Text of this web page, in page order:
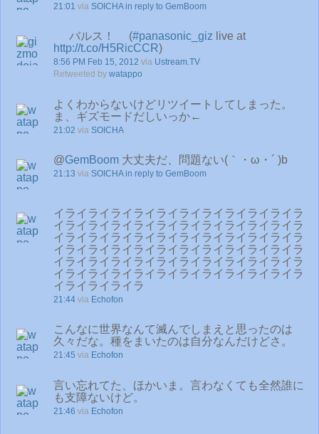
21:01 via SOICHA in reply to GemBoom
バルス！ (#panasonic_giz live at
http://t.co/H5RicCCR)
8:56 PM Feb 15, 2012 via Ustream.TV
Retweeted by watappo
よくわからないけどリツイートしてしまった。
ま、ギズモードだしいっか←
21:02 via SOICHA
@GemBoom 大丈夫だ、問題ない(｀・ω・´ )b
21:13 via SOICHA in reply to GemBoom
イライライライライライライライライライライラ
イライライライライライライライライライライラ
イライライライライライライライライライライラ
イライライライライライライライライライライラ
イライライライライライライライライライライラ
イライライライライライライライライライライラ
イライライライラ
21:44 via Echofon
こんなに世界なんて滅んでしまえと思ったのは
久々だな。種をまいたのは自分なんだけどさ。
21:45 via Echofon
言い忘れてた、ほかいま。言わなくても全然誰に
も支障ないけど。
21:46 via Echofon